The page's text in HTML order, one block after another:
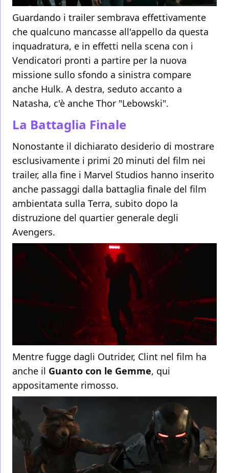
Guardando i trailer sembrava effettivamente
che qualcuno mancasse all'appello da questa
inquadratura, e in effetti nella scena con i
Vendicatori pronti a partire per la nuova
missione sullo sfondo a sinistra compare
anche Hulk. A destra, seduto accanto a
Natasha, c'è anche Thor "Lebowski".
La Battaglia Finale
Nonostante il dichiarato desiderio di mostrare
esclusivamente i primi 20 minuti del film nei
trailer, alla fine i Marvel Studios hanno inserito
anche passaggi dalla battaglia finale del film
ambientata sulla Terra, subito dopo la
distruzione del quartier generale degli
Avengers.
Mentre fugge dagli Outrider, Clint nel film ha
anche il Guanto con le Gemme, qui
appositamente rimosso.